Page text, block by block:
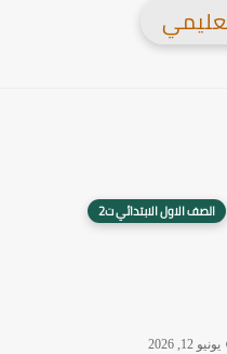
الصف الاول الابتدائي ت2
2026